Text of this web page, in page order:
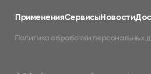
ПримененияСервисыНовости
Политика обработки персональных